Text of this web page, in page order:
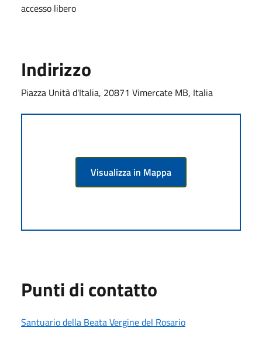
accesso libero
Indirizzo
Piazza Unità d'Italia, 20871 Vimercate MB, Italia
Visualizza in Mappa
Punti di contatto
Santuario della Beata Vergine del Rosario